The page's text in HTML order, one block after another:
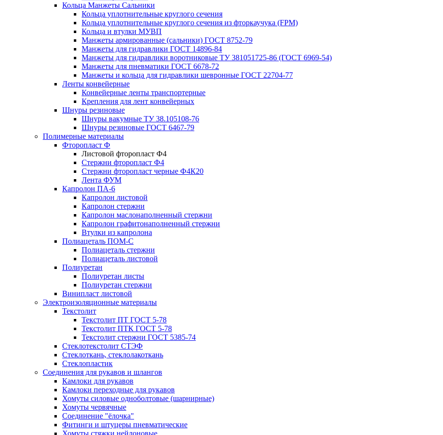
Кольца Манжеты Сальники
Кольца уплотнительные круглого сечения
Кольца уплотнительные круглого сечения из фторкаучука (FPM)
Кольца и втулки МУВП
Манжеты армированные (сальники) ГОСТ 8752-79
Манжеты для гидравлики ГОСТ 14896-84
Манжеты для гидравлики воротниковые ТУ 381051725-86 (ГОСТ 6969-54)
Манжеты для пневматики ГОСТ 6678-72
Манжеты и кольца для гидравлики шевронные ГОСТ 22704-77
Ленты конвейерные
Конвейерные ленты транспортерные
Крепления для лент конвейерных
Шнуры резиновые
Шнуры вакумные ТУ 38.105108-76
Шнуры резиновые ГОСТ 6467-79
Полимерные материалы
Фторопласт Ф
Листовой фторопласт Ф4
Стержни фторопласт Ф4
Стержни фторопласт черные Ф4К20
Лента ФУМ
Капролон ПА-6
Капролон листовой
Капролон стержни
Капролон маслонаполненный стержни
Капролон графитонаполненный стержни
Втулки из капролона
Полиацеталь ПОМ-С
Полиацеталь стержни
Полиацеталь листовой
Полиуретан
Полиуретан листы
Полиуретан стержни
Винипласт листовой
Электроизоляционные материалы
Текстолит
Текстолит ПТ ГОСТ 5-78
Текстолит ПТК ГОСТ 5-78
Текстолит стержни ГОСТ 5385-74
Стеклотекстолит СТЭФ
Стеклоткань, стеклолакоткань
Стеклопластик
Соединения для рукавов и шлангов
Камлоки для рукавов
Камлоки переходные для рукавов
Хомуты силовые одноболтовые (шарнирные)
Хомуты червячные
Соединение "ёлочка"
Фитинги и штуцеры пневматические
Хомуты стяжки нейлоновые